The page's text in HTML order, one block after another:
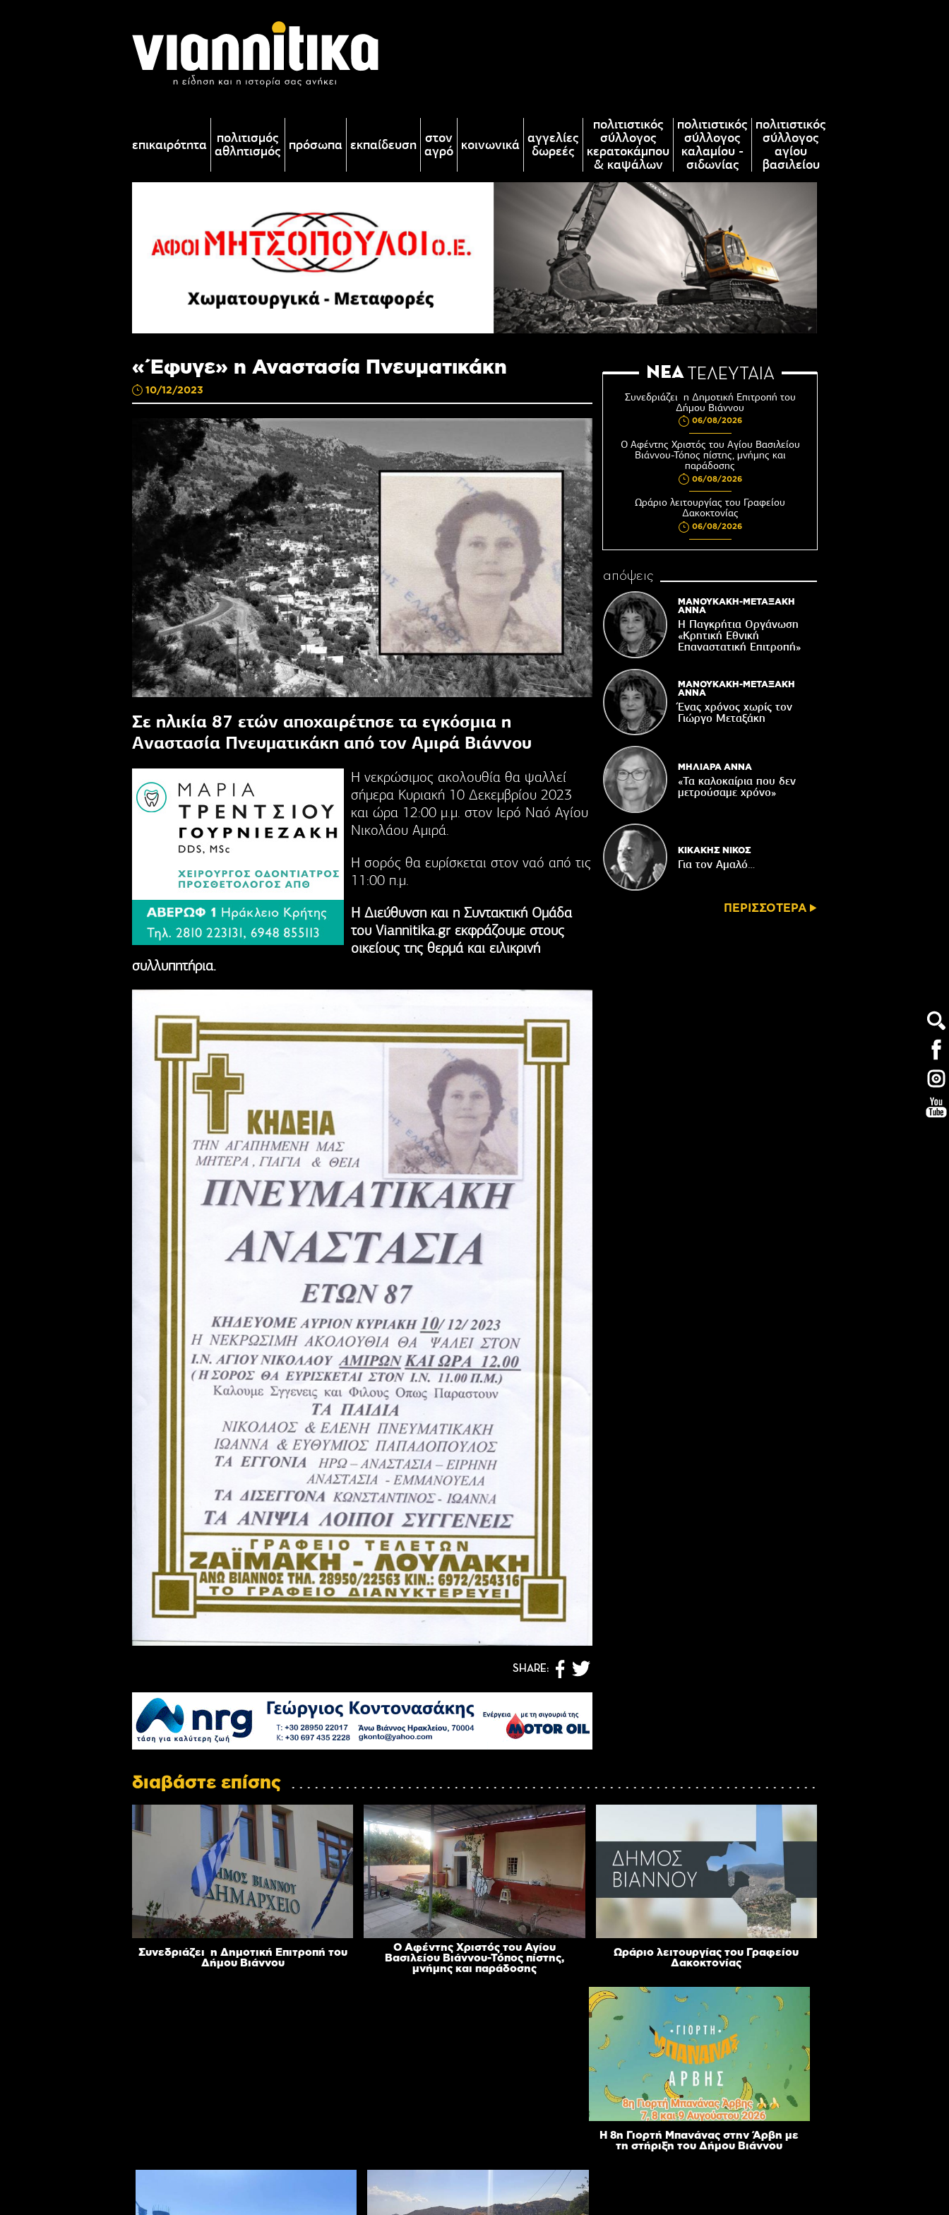
επικαιρότητα πολιτισμός
αθλητισμός πρόσωπα εκπαίδευση στον
αγρό κοινωνικά αγγελίες
δωρεές
πολιτιστικός
σύλλογος
κερατοκάμπου
& καψάλων
πολιτιστικός
σύλλογος
καλαμίου -
σιδωνίας
πολιτιστικός
σύλλογος
αγίου
βασιλείου
«Έφυγε» η Αναστασία Πνευματικάκη
10/12/2023
Σε ηλικία 87 ετών αποχαιρέτησε τα εγκόσμια η
Αναστασία Πνευματικάκη από τον Αμιρά Βιάννου
Η νεκρώσιμος ακολουθία θα ψαλλεί
σήμερα Κυριακή 10 Δεκεμβρίου 2023
και ώρα 12:00 μ.μ. στον Ιερό Ναό Αγίου
Νικολάου Αμιρά.
Η σορός θα ευρίσκεται στον ναό από τις
11:00 π.μ.
Η Διεύθυνση και η Συντακτική Ομάδα
του Viannitika.gr εκφράζουμε στους
οικείους της θερμά και ειλικρινή
συλλυπητήρια.
SHARE:
ΝΕΑ ΤΕΛΕΥΤΑΙΑ
Συνεδριάζει η Δημοτική Επιτροπή του
Δήμου Βιάννου
06/08/2026
Ο Αφέντης Χριστός του Αγίου Βασιλείου
Βιάννου-Τόπος πίστης, μνήμης και
παράδοσης
06/08/2026
Ωράριο λειτουργίας του Γραφείου
Δακοκτονίας
06/08/2026
Η 8η Γιορτή Μπανάνας στην Άρβη με τη
Νέος μετεωρολογικός σταθμός στον
οικισμό του Συκολόγου
05/08/2026
Κορυφώνονται οι «Τέχνες του Νότου»
Γιορτάζει ο Ιερός Ναός του Αφέντη Χριστού
στο Βαχό
04/08/2026
απόψεις
ΜΑΝΟΥΚΑΚΗ-ΜΕΤΑΞΑΚΗ
ΑΝΝΑ
Η Παγκρήτια Οργάνωση
«Κρητική Εθνική
Επαναστατική Eπιτροπή»
ΜΑΝΟΥΚΑΚΗ-ΜΕΤΑΞΑΚΗ
ΑΝΝΑ
Ένας χρόνος χωρίς τον
Γιώργο Μεταξάκη
ΜΗΛΙΑΡΑ ΑΝΝΑ
«Τα καλοκαίρια που δεν
μετρούσαμε χρόνο»
ΚΙΚΑΚΗΣ ΝΙΚΟΣ
Για τον Αμαλό…
ΠΕΡΙΣΣΟΤΕΡΑ
διαβάστε επίσης
Συνεδριάζει η Δημοτική Επιτροπή του
Δήμου Βιάννου
Ο Αφέντης Χριστός του Αγίου
Βασιλείου Βιάννου-Τόπος πίστης,
μνήμης και παράδοσης
Ωράριο λειτουργίας του Γραφείου
Δακοκτονίας
Η 8η Γιορτή Μπανάνας στην Άρβη με
τη στήριξη του Δήμου Βιάννου